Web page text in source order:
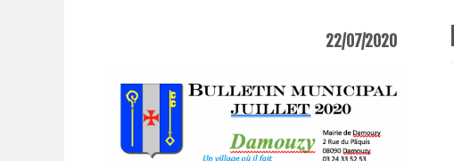
22/07/2020